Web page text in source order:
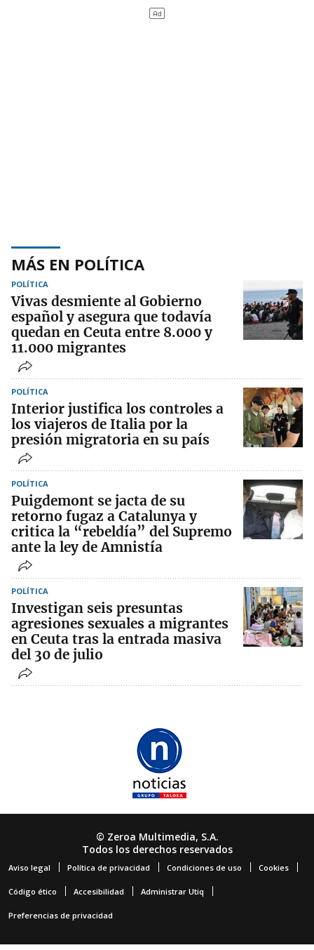
MÁS EN POLÍTICA
POLÍTICA
Vivas desmiente al Gobierno
español y asegura que todavía
quedan en Ceuta entre 8.000 y
11.000 migrantes
POLÍTICA
Interior justifica los controles a
los viajeros de Italia por la
presión migratoria en su país
POLÍTICA
Puigdemont se jacta de su
retorno fugaz a Catalunya y
critica la “rebeldía” del Supremo
ante la ley de Amnistía
POLÍTICA
Investigan seis presuntas
agresiones sexuales a migrantes
en Ceuta tras la entrada masiva
del 30 de julio
© Zeroa Multimedia, S.A.
Todos los derechos reservados
Aviso legal Política de privacidad Condiciones de uso Cookies
Código ético Accesibilidad Administrar Utiq
Preferencias de privacidad